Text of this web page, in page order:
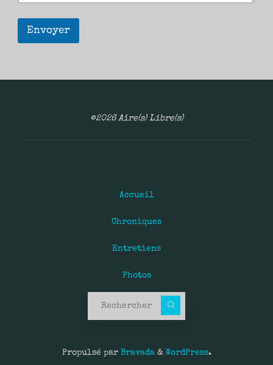
Envoyer
©2026 Aire(s) Libre(s)
Accueil
Chroniques
Entretiens
Photos
Propulsé parBravada& WordPress.